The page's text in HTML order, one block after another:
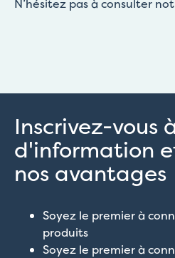
N’hésitez pas à consulter
Inscrivez-vous
d'information
nos avantages
Soyez le premier à
produits
Soyez le premier à